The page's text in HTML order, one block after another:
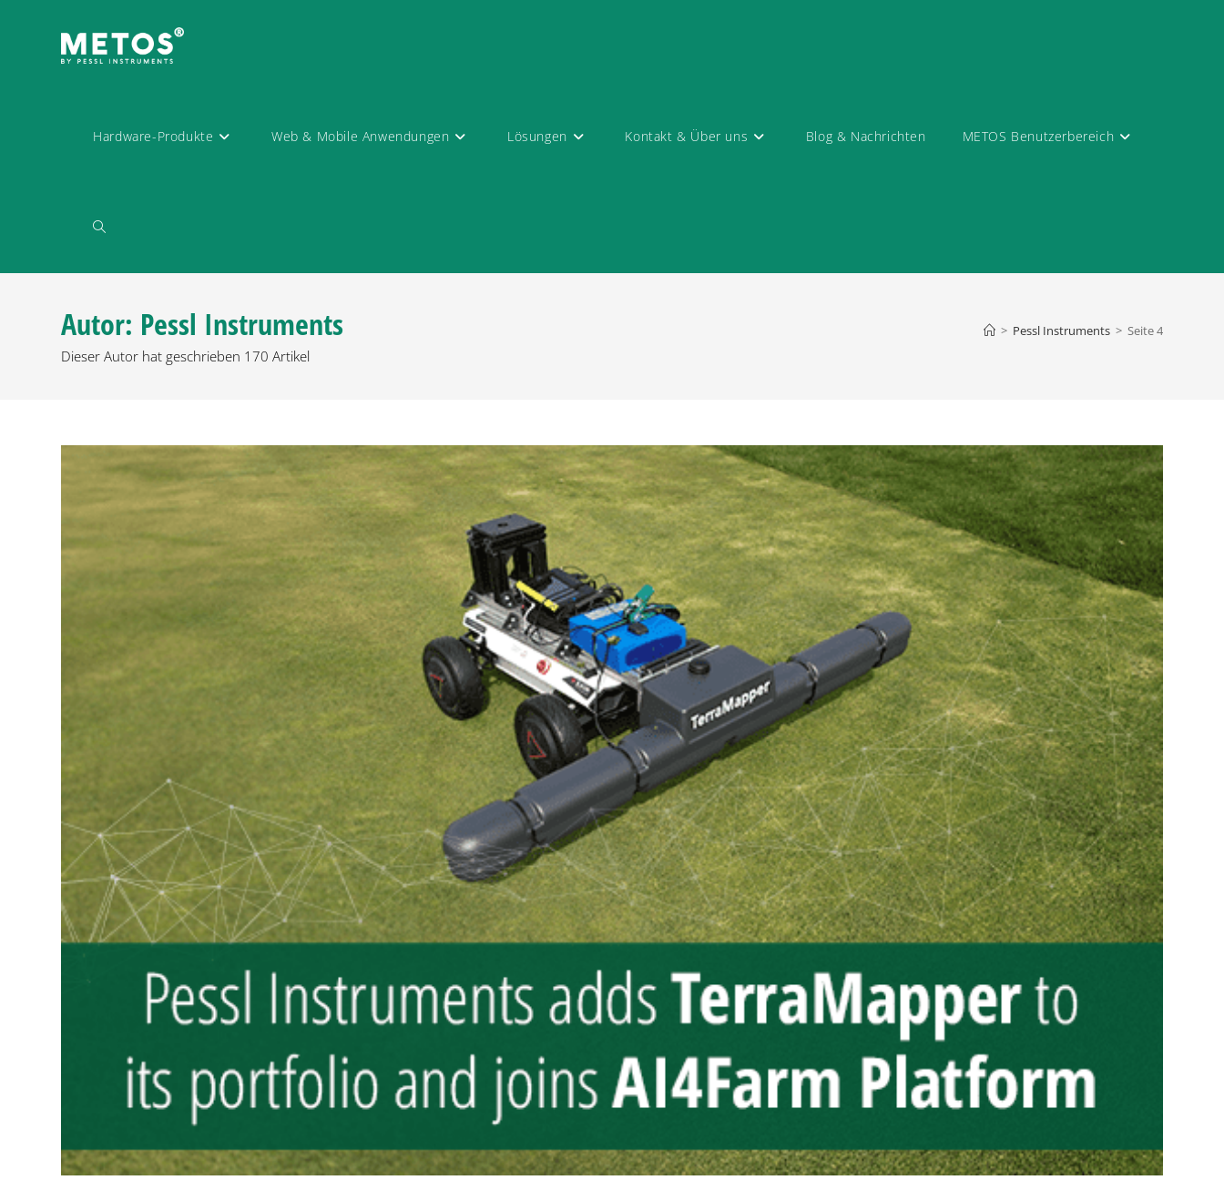
Hardware-Produkte Web & Mobile Anwendungen Lösungen Kontakt & Über uns Blog & Nachrichten METOS Benutzerbereich
Autor: Pessl Instruments
Dieser Autor hat geschrieben 170 Artikel
> Pessl Instruments > Seite 4